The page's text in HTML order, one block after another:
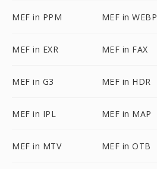
MEF in PPM MEF in WEBP
MEF in EXR MEF in FAX
MEF in G3 MEF in HDR
MEF in IPL MEF in MAP
MEF in MTV MEF in OTB